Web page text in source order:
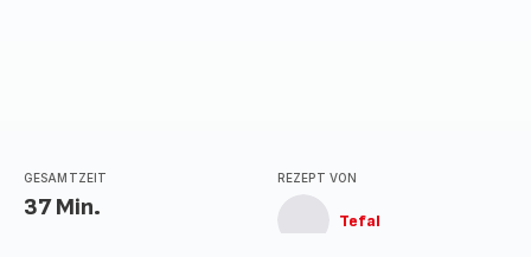
GESAMTZEIT
37 Min.
REZEPT VON
Tefal